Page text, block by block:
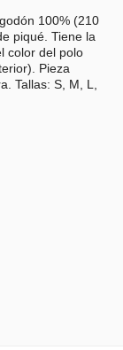
100% (210
piqué. Tiene la
color del polo
Pieza
Tallas: S, M, L,